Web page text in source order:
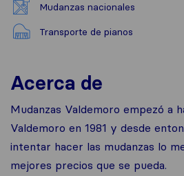
Mudanzas nacionales
Transporte de pianos
Acerca de
Mudanzas Valdemoro empezó a
Valdemoro en 1981 y desde
intentar hacer las mudanzas lo
mejores precios que se pueda.